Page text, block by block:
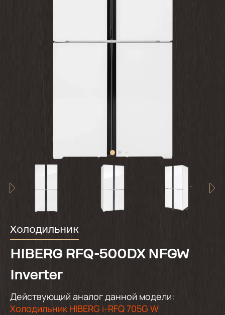
Холодильник
HIBERG RFQ-500DX NFGW
Inverter
Действующий аналог данной модели:
Холодильник HIBERG i-RFQ 705G W